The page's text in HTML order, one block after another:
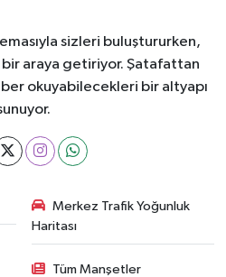
sizleri buluştururken,
araya getiriyor. Şatafattan
okuyabilecekleri bir altyapı
Merkez Trafik Yoğunluk
Haritası
Tüm Manşetler